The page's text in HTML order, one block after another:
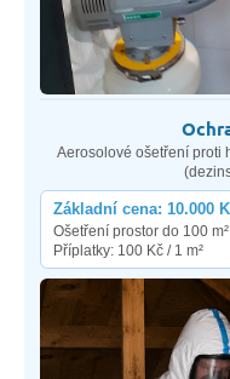
Aerosolové ošetření proti
Základní cena: 10.000
Ošetření prostor do 100 m²
Příplatky: 100 Kč / 1 m²